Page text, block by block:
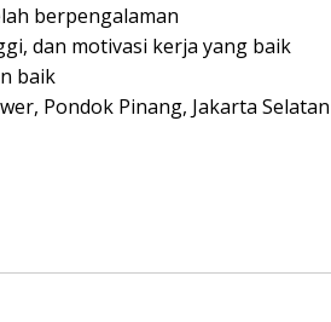
berpengalaman
dan motivasi kerja yang baik
baik
Pondok Pinang, Jakarta Selatan